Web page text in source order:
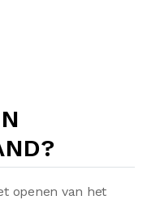
openen van het